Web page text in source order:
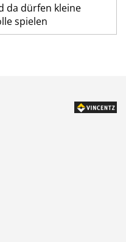
da dürfen kleine
spielen